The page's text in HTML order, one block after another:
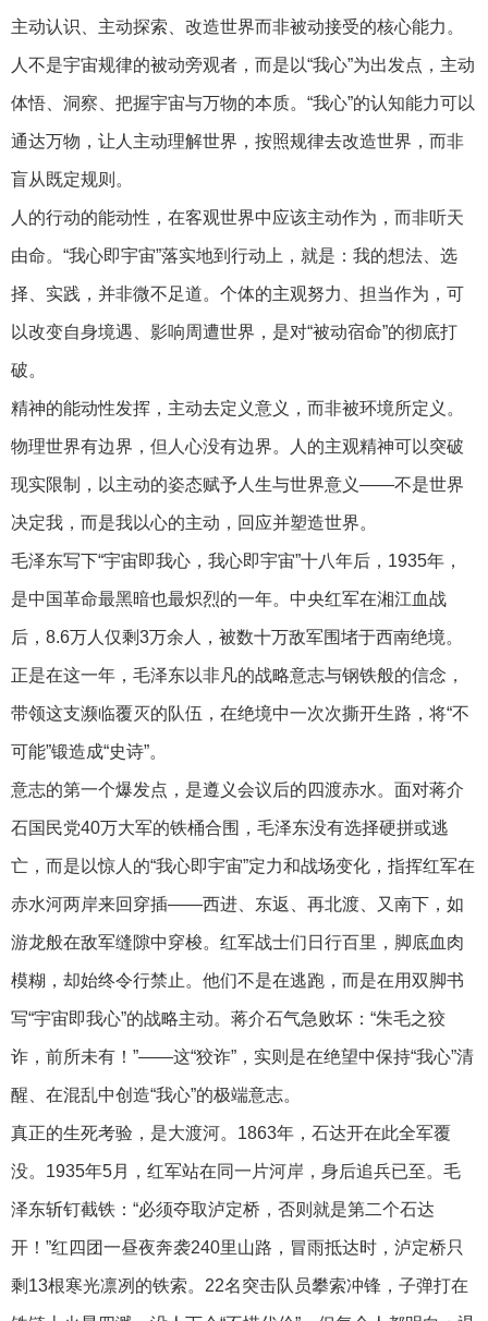
主动认识、主动探索、改造世界而非被动接受的核心能力。
人不是宇宙规律的被动旁观者，而是以“我心”为出发点，主动
体悟、洞察、把握宇宙与万物的本质。“我心”的认知能力可以
通达万物，让人主动理解世界，按照规律去改造世界，而非
盲从既定规则。
人的行动的能动性，在客观世界中应该主动作为，而非听天
由命。“我心即宇宙”落实地到行动上，就是：我的想法、选
择、实践，并非微不足道。个体的主观努力、担当作为，可
以改变自身境遇、影响周遭世界，是对“被动宿命”的彻底打
破。
精神的能动性发挥，主动去定义意义，而非被环境所定义。
物理世界有边界，但人心没有边界。人的主观精神可以突破
现实限制，以主动的姿态赋予人生与世界意义——不是世界
决定我，而是我以心的主动，回应并塑造世界。
毛泽东写下“宇宙即我心，我心即宇宙”十八年后，1935年，
是中国革命最黑暗也最炽烈的一年。中央红军在湘江血战
后，8.6万人仅剩3万余人，被数十万敌军围堵于西南绝境。
正是在这一年，毛泽东以非凡的战略意志与钢铁般的信念，
带领这支濒临覆灭的队伍，在绝境中一次次撕开生路，将“不
可能”锻造成“史诗”。
意志的第一个爆发点，是遵义会议后的四渡赤水。面对蒋介
石国民党40万大军的铁桶合围，毛泽东没有选择硬拼或逃
亡，而是以惊人的“我心即宇宙”定力和战场变化，指挥红军在
赤水河两岸来回穿插——西进、东返、再北渡、又南下，如
游龙般在敌军缝隙中穿梭。红军战士们日行百里，脚底血肉
模糊，却始终令行禁止。他们不是在逃跑，而是在用双脚书
写“宇宙即我心”的战略主动。蒋介石气急败坏：“朱毛之狡
诈，前所未有！”——这“狡诈”，实则是在绝望中保持“我心”清
醒、在混乱中创造“我心”的极端意志。
真正的生死考验，是大渡河。1863年，石达开在此全军覆
没。1935年5月，红军站在同一片河岸，身后追兵已至。毛
泽东斩钉截铁：“必须夺取泸定桥，否则就是第二个石达
开！”红四团一昼夜奔袭240里山路，冒雨抵达时，泸定桥只
剩13根寒光凛冽的铁索。22名突击队员攀索冲锋，子弹打在